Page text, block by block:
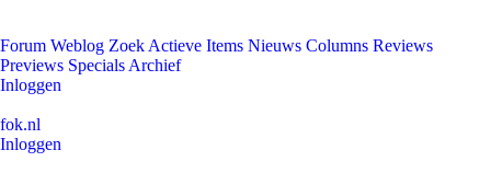
Forum Weblog Zoek Actieve Items Nieuws Columns Reviews
Previews Specials Archief
Inloggen
fok.nl
Inloggen